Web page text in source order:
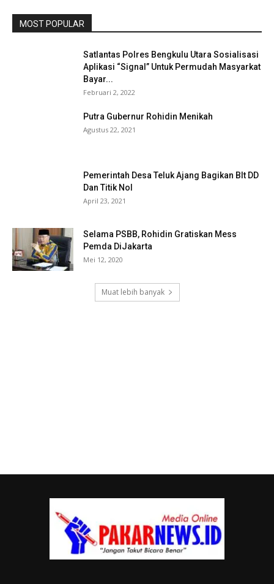
MOST POPULAR
Satlantas Polres Bengkulu Utara Sosialisasi
Aplikasi “Signal” Untuk Permudah Masyarkat
Bayar...
Februari 2, 2022
Putra Gubernur Rohidin Menikah
Agustus 22, 2021
Pemerintah Desa Teluk Ajang Bagikan Blt DD
Dan Titik Nol
April 23, 2021
Selama PSBB, Rohidin Gratiskan Mess
Pemda DiJakarta
Mei 12, 2020
Muat lebih banyak